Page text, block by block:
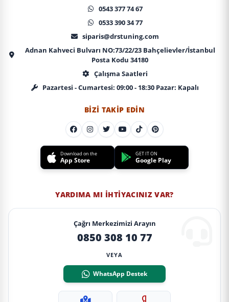
0543 377 74 67
0533 390 34 77
siparis@drstuning.com
Adnan Kahveci Bulvarı NO:73/22/23 Bahçelievler/İstanbul
Posta Kodu 34180
Çalışma Saatleri
Pazartesi - Cumartesi: 09:00 - 18:30 Pazar: Kapalı
BIZI TAKIP EDIN
Download on the
App Store
GET IT ON
Google Play
YARDIMA MI İHTIYACINIZ VAR?
Çağrı Merkezimizi Arayın
0850 308 10 77
VEYA
WhatsApp Destek